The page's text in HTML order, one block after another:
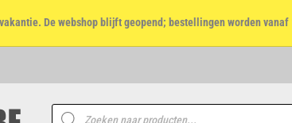
De webshop blijft geopend; bestellingen worden
Producten
zoeken